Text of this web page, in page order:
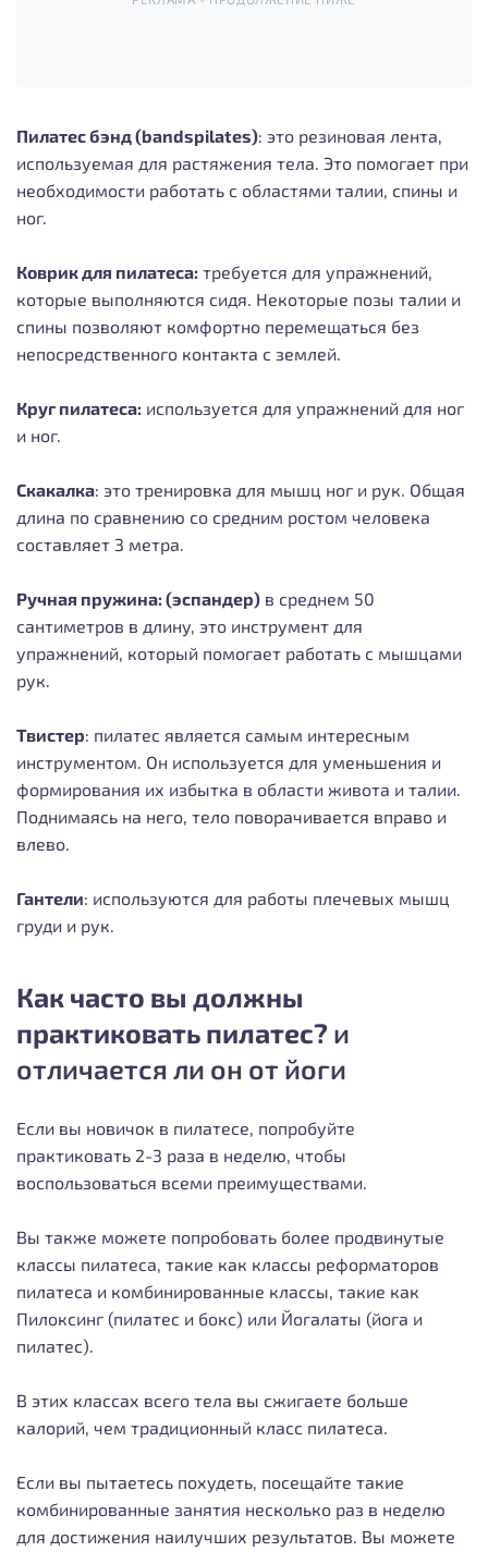
Пилатес бэнд (bandspilates): это резиновая лента,
используемая для растяжения тела. Это помогает при
необходимости работать с областями талии, спины и
ног.
Коврик для пилатеса: требуется для упражнений,
которые выполняются сидя. Некоторые позы талии и
спины позволяют комфортно перемещаться без
непосредственного контакта с землей.
Круг пилатеса: используется для упражнений для ног
и ног.
Скакалка: это тренировка для мышц ног и рук. Общая
длина по сравнению со средним ростом человека
составляет 3 метра.
Ручная пружина: (эспандер) в среднем 50
сантиметров в длину, это инструмент для
упражнений, который помогает работать с мышцами
рук.
Твистер: пилатес является самым интересным
инструментом. Он используется для уменьшения и
формирования их избытка в области живота и талии.
Поднимаясь на него, тело поворачивается вправо и
влево.
Гантели: используются для работы плечевых мышц
груди и рук.
Как часто вы должны
практиковать пилатес? и
отличается ли он от йоги
Если вы новичок в пилатесе, попробуйте
практиковать 2-3 раза в неделю, чтобы
воспользоваться всеми преимуществами.
Вы также можете попробовать более продвинутые
классы пилатеса, такие как классы реформаторов
пилатеса и комбинированные классы, такие как
Пилоксинг (пилатес и бокс) или Йогалаты (йога и
пилатес).
В этих классах всего тела вы сжигаете больше
калорий, чем традиционный класс пилатеса.
Если вы пытаетесь похудеть, посещайте такие
комбинированные занятия несколько раз в неделю
для достижения наилучших результатов. Вы можете